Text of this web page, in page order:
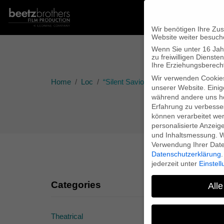
Home Loc “Silent Saviours” – TV-premiere in
Categories
Theatrical
Wir benötigen Ihre
Website weiter
Wenn Sie unter 16
zu freiwilligen
Ihre
Wir verwenden
unserer Website.
während andere uns
Erfahrung zu
können verarbeitet
personalisierte
und Inhaltsmessung.
Verwendung Ihrer
Datenschutzerklärung
jederzeit unter